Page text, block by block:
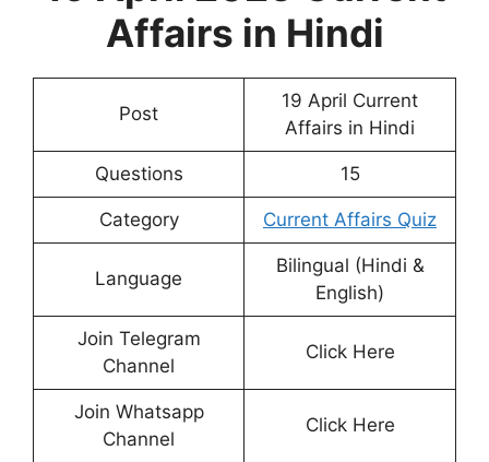
Affairs in Hindi
Post
19 April Current
Affairs in Hindi
Questions 15
Category Current Affairs Quiz
Language
Bilingual (Hindi &
English)
Join Telegram
Channel
Click Here
Join Whatsapp
Channel
Click Here